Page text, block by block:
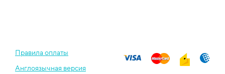
Правила оплаты
Англоязычная версия